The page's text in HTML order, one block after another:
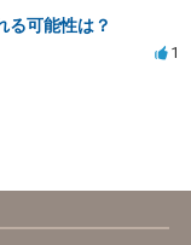
る可能性は？
1